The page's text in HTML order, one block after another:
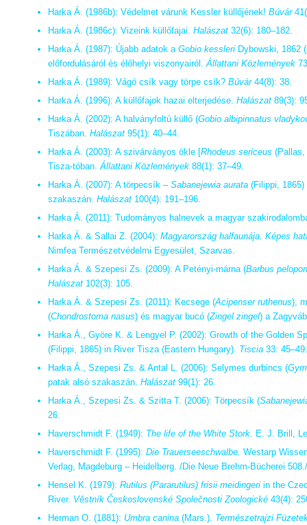
Harka Á. (1986b): Védelmet várunk Kessler küllőjének! Búvár
Harka Á. (1986c): Vizeink küllőfajai. Halászat 32(6): 180–182.
Harka Á. (1987): Újabb adatok a Gobio kessleri Dybowski, 1862
előfordulásáról és élőhelyi viszonyairól.Állattani Közlemények
Harka Á. (1989): Vágó csík vagy törpe csík? Búvár44(8): 38.
Harka Á. (1996): A küllőfajok hazai elterjedése. Halászat 89(3):
Harka Á. (2002): A halványfoltú küllő (Gobio albipinnatus
Tiszában. Halászat 95(1): 40–44.
Harka Á. (2003): A szivárványos ökle [Rhodeus sericeus (Pallas,
Tisza-tóban.Állattani Közlemények 88(1): 37–49.
Harka Á. (2007): A törpecsík – Sabanejewia aurata (Filippi,
szakaszán. Halászat 100(4): 191–196.
Harka Á. (2011): Tudományos halnevek a magyar
Harka Á. & Sallai Z. (2004): Magyarország halfaunája. Képes
Nimfea Természetvédelmi Egyesület, Szarvas.
Harka Á. & Szepesi Zs. (2009): A Petényi-márna (Barbus
Halászat 102(3): 105.
Harka Á. & Szepesi Zs. (2011): Kecsege (Acipenser ruthenus),
(Chondrostoma nasus) és magyar bucó (Zingel zingel) a
Harka Á., Györe K. & Lengyel P. (2002): Growth of the Golden
(Filippi, 1865) in River Tisza (Eastern Hungary). Tiscia 33: 45–49.
Harka Á., Szepesi Zs. & Antal L. (2006): Selymes durbincs (
patak alsó szakaszán. Halászat 99(1): 26.
Harka Á., Szepesi Zs. & Szitta T. (2006): Törpecsík (
26.
Haverschmidt F. (1949): The life of the White Stork. E. J. Brill,
Haverschmidt F. (1995): Die Trauerseeschwalbe. Westarp
Verlag, Magdeburg – Heidelberg. /Die Neue Brehm-Bücherei 508./
Hensel K. (1979): Rutilus (Pararutilus) frisii meidingeri in the
River. Věstník Československé Společnosti Zoologické 43(4):
Herman O. (1881): Umbra canina (Mars.). Természetrajzi